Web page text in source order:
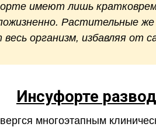
имеют лишь
Растительные
организм, избавляя от
Инсуфорте
многоэтапным